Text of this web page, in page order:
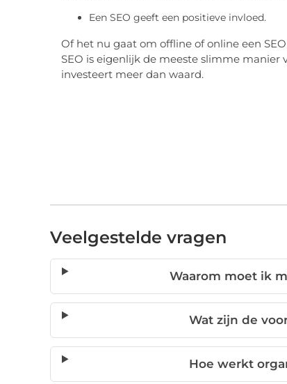
Een SEO geeft een positieve invloed.
Of het nu gaat om offline of online een
SEO is eigenlijk de meeste slimme
investeert meer dan waard.
Veelgestelde vragen
Waarom moet ik
Wat zijn de
Hoe werkt